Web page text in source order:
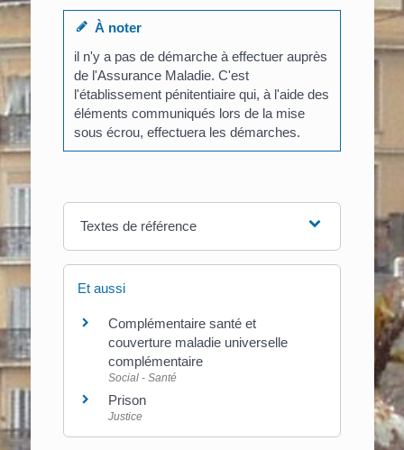
À noter
il n'y a pas de démarche à effectuer auprès
de l'Assurance Maladie. C'est
l'établissement pénitentiaire qui, à l'aide des
éléments communiqués lors de la mise
sous écrou, effectuera les démarches.
Textes de référence
Et aussi
Complémentaire santé et
couverture maladie universelle
complémentaire
Social - Santé
Prison
Justice